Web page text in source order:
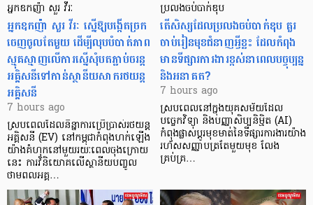
អ្នកឧកញ៉ា សួរ វីរៈ
អ្នកឧកញ៉ា សួរ វីរៈ ស្នើឱ្យបង្កើតច្រក
ចេញចូលតែមួយ ដើម្បីលុបបំបាត់ភាព
ស្មុគស្មាញលើការស្នើសុំបតភ្ជាប់ចរន្ត
អគ្គិសនីទៅកាន់ស្ថានីយសាករថយន្ត
អគ្គិសនី
7 hours ago
ស្របពេលដែលនិន្នាការប្រើប្រាស់រថយន្ត
អគ្គិសនី (EV) នៅកម្ពុជាកំពុងហក់ឡើង
យ៉ាងគំហុកនៅមួយរយៈពេលចុងក្រោយ
នេះ ការវិនិយោគលើស្ថានីយបញ្ចូល
ថាមពលអគ្គ…
ប្រលងចប់បាក់ឌុប
តើសិស្សដែលប្រលងចប់បាក់ឌុប គួរ
ចាប់រៀនមុខជំនាញអ្វីខ្លះ ដែលកំពុង
មានទីផ្សារការងារខ្ពស់នាពេលបច្ចុប្បន្ន
និងអនាគត?
7 hours ago
ស្របពេលនៅក្នុងយុគសម័យដែល
បច្ចេកវិទ្យា និងបញ្ញាសិប្បនិម្មិត (AI)
កំពុងផ្លាស់ប្តូរមុខមាត់នៃទីផ្សារការងារយ៉ាង
រហ័សសញ្ញាបត្រតែមួយមុខ លែង
គ្រប់គ្រ…